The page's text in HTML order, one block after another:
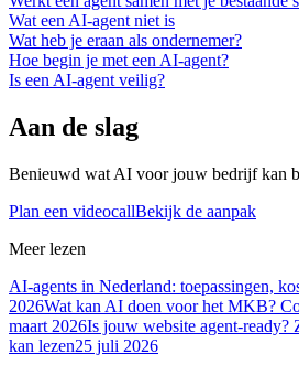
Wat een AI-agent niet is
Wat heb je eraan als ondernemer?
Hoe begin je met een AI-agent?
Is een AI-agent veilig?
Aan de slag
Benieuwd wat AI voor jouw bedrijf kan
Plan een videocallBekijk de aanpak
Meer lezen
AI-agents in Nederland: toepassingen,
2026Wat kan AI doen voor het MKB?
maart 2026Is jouw website agent-ready?
kan lezen25 juli 2026